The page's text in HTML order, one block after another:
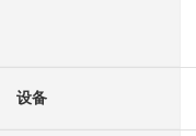
设备